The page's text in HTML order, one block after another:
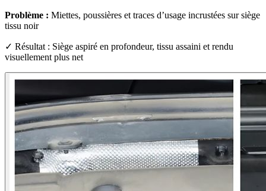
Problème : Miettes, poussières et traces d’usage incrustées sur siège
tissu noir
✓ Résultat : Siège aspiré en profondeur, tissu assaini et rendu
visuellement plus net